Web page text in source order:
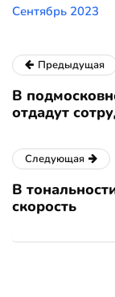
Сентябрь 2023
Предыдущая
В
отдадут
Следующая
В
скорость